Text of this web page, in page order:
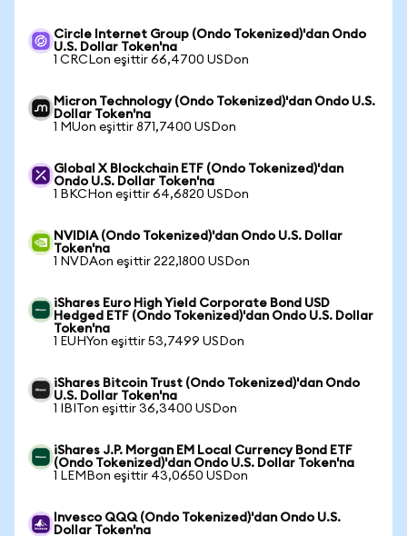
Circle Internet Group (Ondo Tokenized)'dan Ondo
U.S. Dollar Token'na
1 CRCLon eşittir 66,4700 USDon
Micron Technology (Ondo Tokenized)'dan Ondo U.S.
Dollar Token'na
1 MUon eşittir 871,7400 USDon
Global X Blockchain ETF (Ondo Tokenized)'dan
Ondo U.S. Dollar Token'na
1 BKCHon eşittir 64,6820 USDon
NVIDIA (Ondo Tokenized)'dan Ondo U.S. Dollar
Token'na
1 NVDAon eşittir 222,1800 USDon
iShares Euro High Yield Corporate Bond USD
Hedged ETF (Ondo Tokenized)'dan Ondo U.S. Dollar
Token'na
1 EUHYon eşittir 53,7499 USDon
iShares Bitcoin Trust (Ondo Tokenized)'dan Ondo
U.S. Dollar Token'na
1 IBITon eşittir 36,3400 USDon
iShares J.P. Morgan EM Local Currency Bond ETF
(Ondo Tokenized)'dan Ondo U.S. Dollar Token'na
1 LEMBon eşittir 43,0650 USDon
Invesco QQQ (Ondo Tokenized)'dan Ondo U.S.
Dollar Token'na